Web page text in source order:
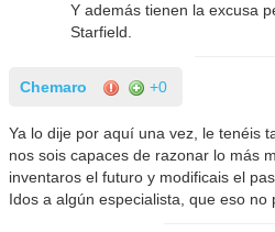
Y además tienen la excusa
Starfield.
Chemaro +0
Ya lo dije por aquí una vez, le tenéis
nos sois capaces de razonar lo más
inventaros el futuro y modificais el
Idos a algún especialista, que eso no